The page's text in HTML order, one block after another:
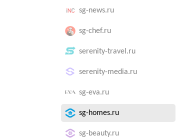
sg-news.ru
sg-chef.ru
serenity-travel.ru
serenity-media.ru
sg-eva.ru
sg-homes.ru
sg-beauty.ru